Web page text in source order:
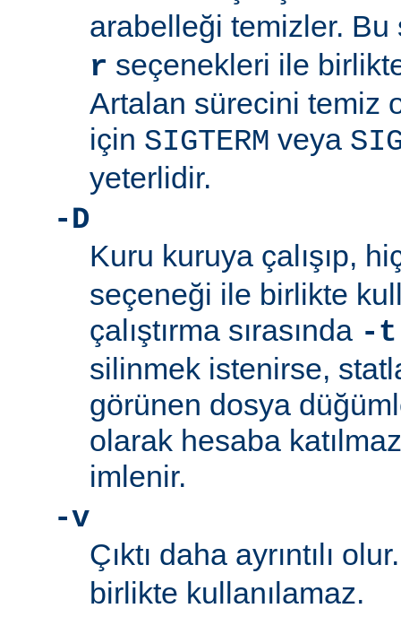
arabelleği temizler.
r seçenekleri ile
Artalan sürecini temiz
için SIGTERM veya
yeterlidir.
-D
Kuru kuruya çalışıp,
seçeneği ile birlikte
çalıştırma sırasında -t
silinmek istenirse,
görünen dosya
olarak hesaba
imlenir.
-v
Çıktı daha ayrıntılı
birlikte kullanılamaz.